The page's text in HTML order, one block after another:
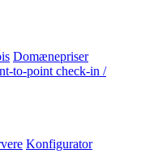
Domænepriser
to-point check-in /
Konfigurator